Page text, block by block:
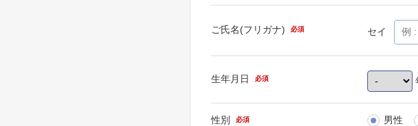
ご氏名(フリガナ) 必須 セイ
生年月日 必須
性別 必須 男性